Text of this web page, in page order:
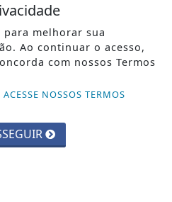
Gazeta
:::
melhorar sua
Ao continuar o acesso,
com nossos Termos
ACESSE NOSSOS TERMOS